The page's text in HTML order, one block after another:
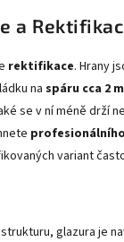
a
rektifikace. Hrany
na spáru cca 2
se v ní méně drží
variant
glazura je